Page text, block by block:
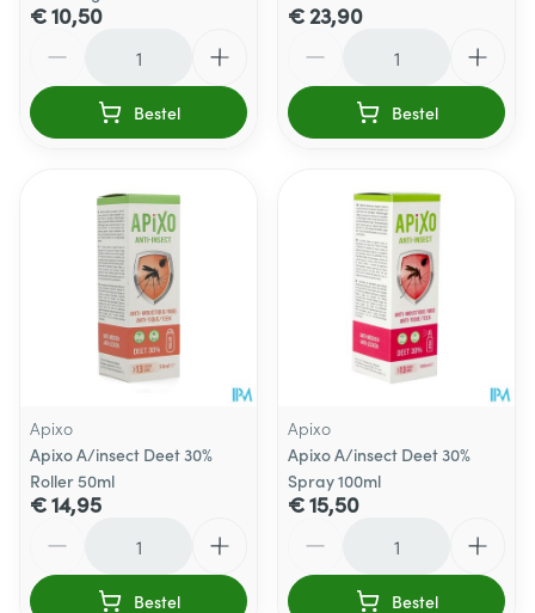
€ 10,50
Bestel
€ 23,90
Bestel
Apixo
Apixo A/insect Deet 30%
Roller 50ml
€ 14,95
Bestel
Apixo
Apixo A/insect Deet 30%
Spray 100ml
€ 15,50
Bestel